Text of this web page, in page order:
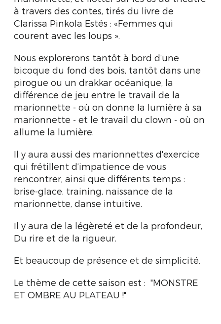
à travers des contes, tirés du livre de
Clarissa Pinkola Estés : «Femmes qui
courent avec les loups ».
Nous explorerons tantôt à bord d’une
bicoque du fond des bois, tantôt dans une
pirogue ou un drakkar océanique, la
différence de jeu entre le travail de la
marionnette - où on donne la lumière à sa
marionnette - et le travail du clown - où on
allume la lumière.
Il y aura aussi des marionnettes d'exercice
qui frétillent d’impatience de vous
rencontrer, ainsi que différents temps :
brise-glace, training, naissance de la
marionnette, danse intuitive.
Il y aura de la légèreté et de la profondeur,
Du rire et de la rigueur.
Et beaucoup de présence et de simplicité.
Le thème de cette saison est : "MONSTRE
ET OMBRE AU PLATEAU !"